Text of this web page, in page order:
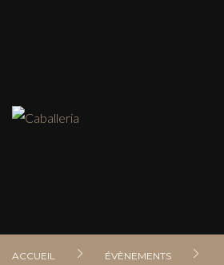
ACCUEIL
ÉVÈNEMENTS